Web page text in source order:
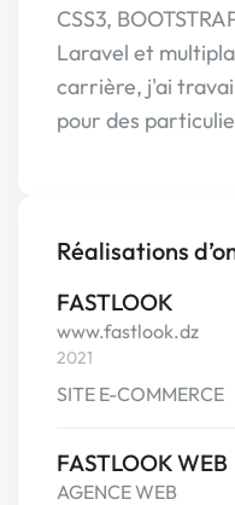
CSS3,
Laravel et
carrière, j'ai
pour des
Réalisations
FASTLOOK
www.fastlook.dz
2021
SITE E-COMMERCE
FASTLOOK WEB
AGENCE WEB